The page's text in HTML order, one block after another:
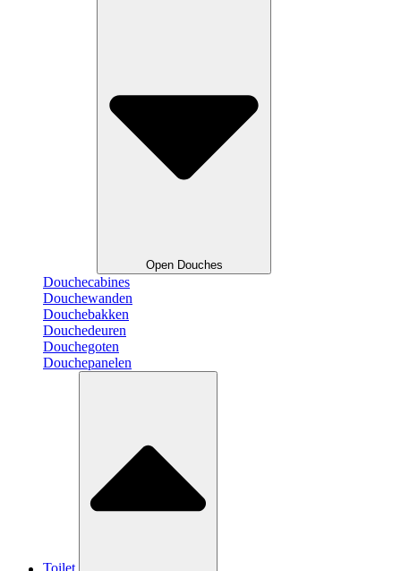
Open Douches
Douchecabines
Douchewanden
Douchebakken
Douchedeuren
Douchegoten
Douchepanelen